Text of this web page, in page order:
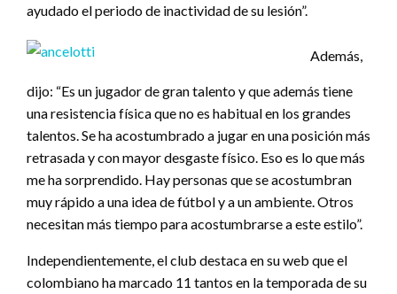
ayudado el periodo de inactividad de su lesión”.
Además,
dijo: “Es un jugador de gran talento y que además tiene
una resistencia física que no es habitual en los grandes
talentos. Se ha acostumbrado a jugar en una posición más
retrasada y con mayor desgaste físico. Eso es lo que más
me ha sorprendido. Hay personas que se acostumbran
muy rápido a una idea de fútbol y a un ambiente. Otros
necesitan más tiempo para acostumbrarse a este estilo”.
Independientemente, el club destaca en su web que el
colombiano ha marcado 11 tantos en la temporada de su